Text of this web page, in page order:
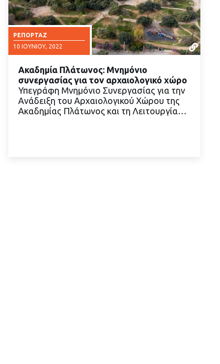
ΡΕΠΟΡΤΆΖ
10 ΙΟΥΝΊΟΥ, 2022
ΔΙΑΒΑΣΤΕ ΠΕΡΙΣΣΟΤΕΡΑ
Ακαδημία Πλάτωνος: Μνημόνιο
συνεργασίας για τον αρχαιολογικό χώρο
Υπεγράφη Μνημόνιο Συνεργασίας για την
Ανάδειξη του Αρχαιολογικού Χώρου της
Ακαδημίας Πλάτωνος και τη Λειτουργία…